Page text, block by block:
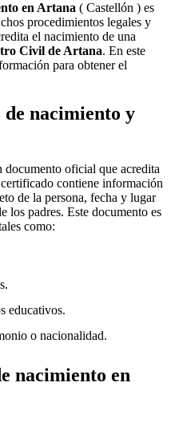
en Artana ( Castellón ) es
procedimientos legales y
el nacimiento de una
Civil de Artana. En este
para obtener el
de nacimiento y
documento oficial que acredita
contiene información
de la persona, fecha y lugar
los padres. Este documento es
como:
educativos.
o nacionalidad.
nacimiento en